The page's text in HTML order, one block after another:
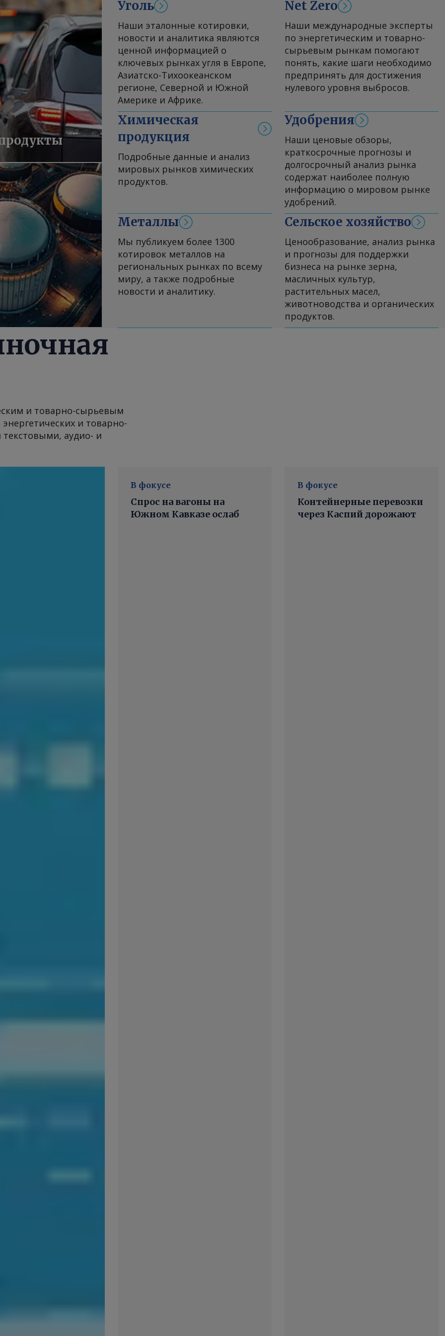
Уголь
Наши эталонные котировки,
новости и аналитика являются
ценной информацией о
ключевых рынках угля в Европе,
Азиатско-Тихоокеанском
регионе, Северной и Южной
Америке и Африке.
Net Zero
Наши международные эксперты
по энергетическим и товарно-
сырьевым рынкам помогают
понять, какие шаги необходимо
предпринять для достижения
нулевого уровня выбросов.
Химическая
продукция
Подробные данные и анализ
мировых рынков химических
продуктов.
Удобрения
Наши ценовые обзоры,
краткосрочные прогнозы и
долгосрочный анализ рынка
содержат наиболее полную
информацию о мировом рынке
удобрений.
Металлы
Мы публикуем более 1300
котировок металлов на
региональных рынках по всему
миру, а также подробные
новости и аналитику.
Сельское хозяйство
Ценообразование, анализ рынка
и прогнозы для поддержки
бизнеса на рынке зерна,
масличных культур,
растительных масел,
животноводства и органических
продуктов.
и товарно-сырьевым
и товарно-
аудио- и
В фокусе
Спрос на вагоны на
Южном Кавказе ослаб
В фокусе
Контейнерные перевозки
через Каспий дорожают